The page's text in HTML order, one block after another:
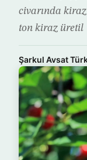
civarında
ton kiraz üretil
Şarkul Avsat